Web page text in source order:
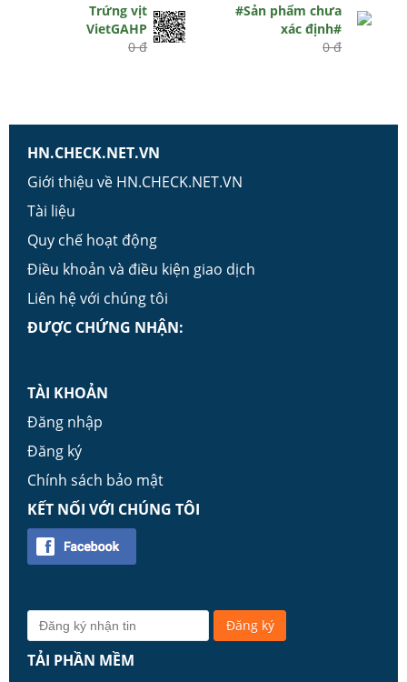
Trứng vịt
VietGAHP
0 đ
#Sản phẩm chưa
xác định#
0 đ
HN.CHECK.NET.VN
Giới thiệu về HN.CHECK.NET.VN
Tài liệu
Quy chế hoạt động
Điều khoản và điều kiện giao dịch
Liên hệ với chúng tôi
ĐƯỢC CHỨNG NHẬN:
TÀI KHOẢN
Đăng nhập
Đăng ký
Chính sách bảo mật
KẾT NỐI VỚI CHÚNG TÔI
TẢI PHẦN MỀM